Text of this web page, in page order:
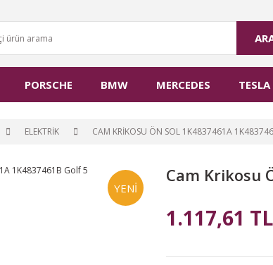
PORSCHE BMW MERCEDES TESLA
ELEKTRİK CAM KRIKOSU ÖN SOL 1K4837461A
YENİ
Cam Krikosu
1.117,61 TL